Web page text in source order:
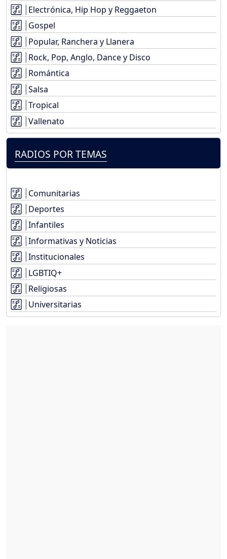
Electrónica, Hip Hop y Reggaeton
Gospel
Popular, Ranchera y Llanera
Rock, Pop, Anglo, Dance y Disco
Romántica
Salsa
Tropical
Vallenato
RADIOS POR TEMAS
Comunitarias
Deportes
Infantiles
Informativas y Noticias
Institucionales
LGBTIQ+
Religiosas
Universitarias